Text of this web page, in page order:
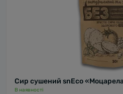
Сир сушений snEco
В наявності